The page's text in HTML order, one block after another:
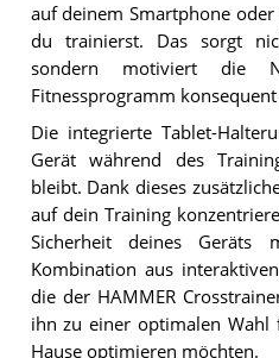
auf deinem Smartphone
du trainierst. Das sorgt
sondern motiviert die
Fitnessprogramm
Die integrierte Tablet-
Gerät während des
bleibt. Dank dieses
auf dein Training
Sicherheit deines Geräts
Kombination aus
die der HAMMER
ihn zu einer optimalen
Hause optimieren möchten.